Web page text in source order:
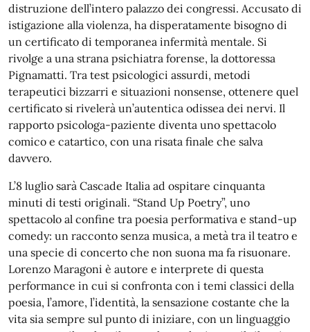
distruzione dell’intero palazzo dei congressi. Accusato di
istigazione alla violenza, ha disperatamente bisogno di
un certificato di temporanea infermità mentale. Si
rivolge a una strana psichiatra forense, la dottoressa
Pignamatti. Tra test psicologici assurdi, metodi
terapeutici bizzarri e situazioni nonsense, ottenere quel
certificato si rivelerà un’autentica odissea dei nervi. Il
rapporto psicologa-paziente diventa uno spettacolo
comico e catartico, con una risata finale che salva
davvero.
L’8 luglio sarà Cascade Italia ad ospitare cinquanta
minuti di testi originali. “Stand Up Poetry”, uno
spettacolo al confine tra poesia performativa e stand-up
comedy: un racconto senza musica, a metà tra il teatro e
una specie di concerto che non suona ma fa risuonare.
Lorenzo Maragoni è autore e interprete di questa
performance in cui si confronta con i temi classici della
poesia, l’amore, l’identità, la sensazione costante che la
vita sia sempre sul punto di iniziare, con un linguaggio